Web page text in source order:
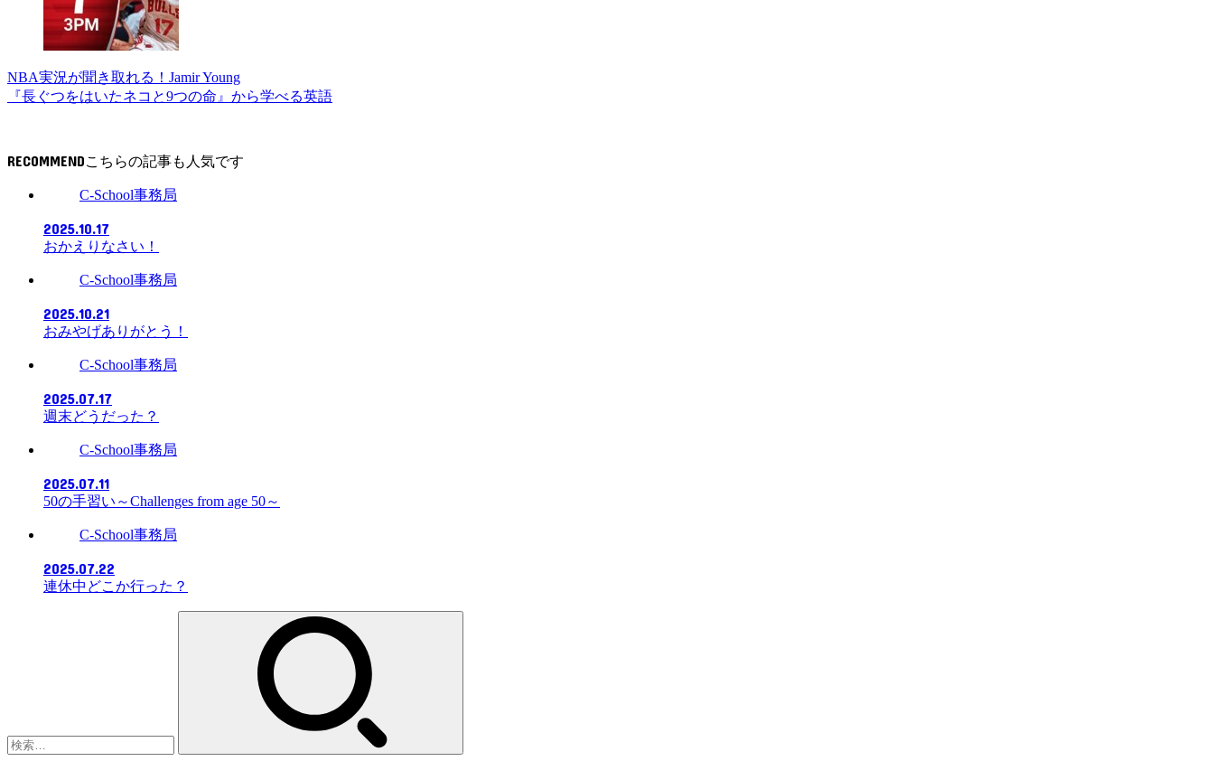
NBA実況が聞き取れる！Jamir Young
『長ぐつをはいたネコと9つの命』から学べる英語
RECOMMEND
C-School事務局
2025.10.17
おかえりなさい！
C-School事務局
2025.10.21
おみやげありがとう！
C-School事務局
2025.07.17
週末どうだった？
C-School事務局
2025.07.11
50の手習い～Challenges from age 50～
C-School事務局
2025.07.22
連休中どこか行った？